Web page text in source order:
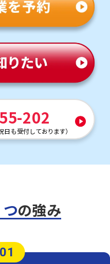
、トライでは学校の授業でわ
つきっきりでサポートしま
長文が中心となるため、学校
です。トライでは学校で解け
し、自信を持ってテスト本番
題は学校で扱った問題やそ
応用問題も出題されます。
なるため、テスト前には、
せた、時間配分をアドバイ
ワークや教科書からの出題
202
日も受付しております）
つの強み
01